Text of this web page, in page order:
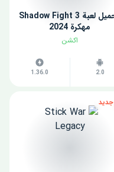
تحميل لعبة Shadow Fight 3
مهكرة 2024
اكشن
2.0
1.36.0
جديد